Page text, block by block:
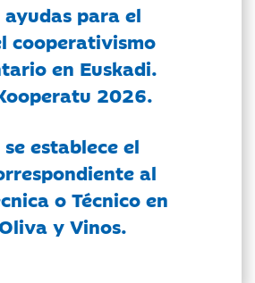
ayudas para el
cooperativismo
en Euskadi.
2026.
se establece el
al
o Técnico en
y Vinos.